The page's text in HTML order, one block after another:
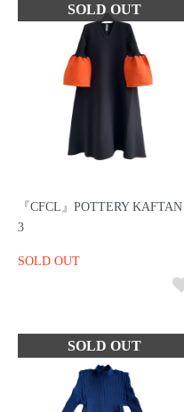
『CFCL』POTTERY KAFTAN
3
SOLD OUT